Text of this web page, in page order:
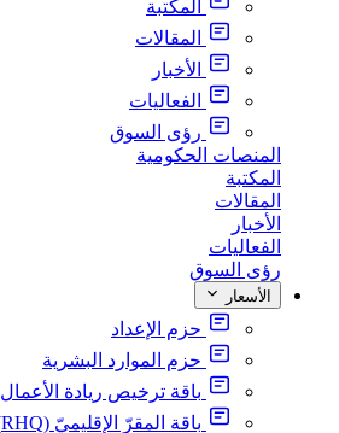
المكتبة
المقالات
الأخبار
الفعاليات
رؤى السوق
المنصات الحكومية
المكتبة
المقالات
الأخبار
الفعاليات
رؤى السوق
الأسعار
حزم الإعداد
حزم الموارد البشرية
باقة ترخيص ريادة الأعمال
باقة المقرّ الإقليميّ (RHQ)